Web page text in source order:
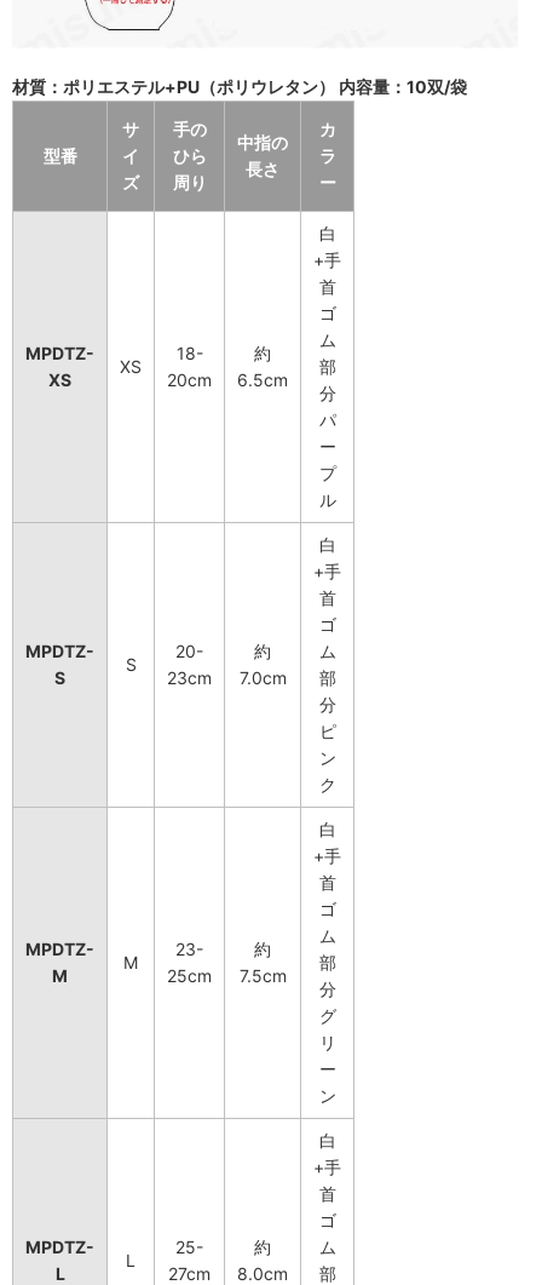
材質：ポリエステル+PU（ポリウレタン） 内容量：10双/袋
型番
サ
イ
ズ
手の
ひら
周り
中指の
長さ
カ
ラ
ー
MPDTZ-
XS
XS
18-
20cm
約
6.5cm
白
+手
首
ゴ
ム
部
分
パ
ー
プ
ル
MPDTZ-
S
S
20-
23cm
約
7.0cm
白
+手
首
ゴ
ム
部
分
ピ
ン
ク
MPDTZ-
M
M
23-
25cm
約
7.5cm
白
+手
首
ゴ
ム
部
分
グ
リ
ー
ン
MPDTZ-
L
L
25-
27cm
約
8.0cm
白
+手
首
ゴ
ム
部